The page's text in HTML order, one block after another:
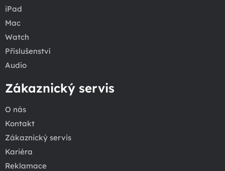
iPad
Mac
Watch
Příslušenství
Audio
Zákaznický servis
O nás
Kontakt
Zákaznický servis
Kariéra
Reklamace